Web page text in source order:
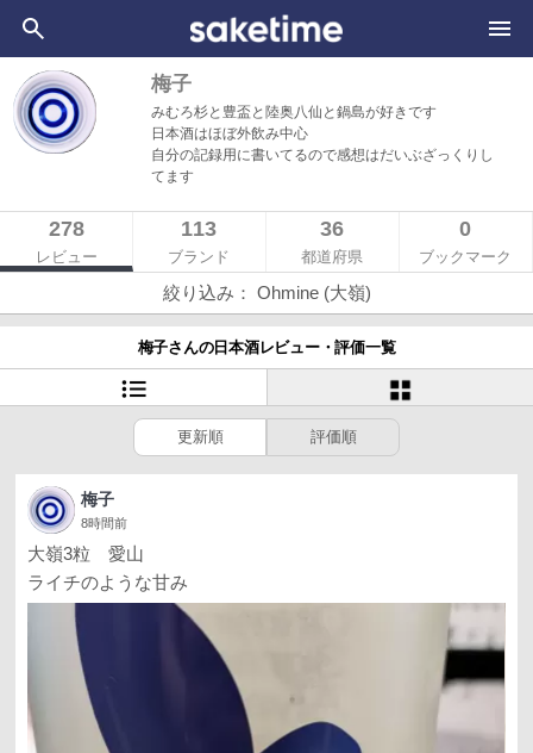
梅子
みむろ杉と豊盃と陸奥八仙と鍋島が好きです
日本酒はほぼ外飲み中心
自分の記録用に書いてるので感想はだいぶざっくりし
てます
278
レビュー
113
ブランド
36
都道府県
0
ブックマーク
絞り込み： Ohmine (大嶺)
梅子さんの日本酒レビュー・評価一覧
更新順 評価順
梅子
8時間前
大嶺3粒 愛山
ライチのような甘み